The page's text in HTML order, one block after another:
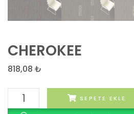
CHEROKEE
818,08 ₺
CHEROKEE
adet
SEPETE EKLE